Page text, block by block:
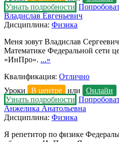
Узнать подробности
Владислав Евгеньевич
Дисциплина: Физика
Меня зовут Владислав
Математике Федеральной сети
«ИнПро». ...»
Квалификация: Отлично
Уроки
В центре или
Онлайн
Узнать подробности
Анжелика Анатольевна
Дисциплина: Физика
Я репетитор по физике